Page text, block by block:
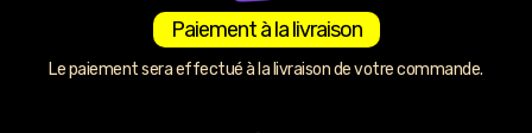
Paiement à la livraison
Le paiement sera effectué à la livraison de votre commande.